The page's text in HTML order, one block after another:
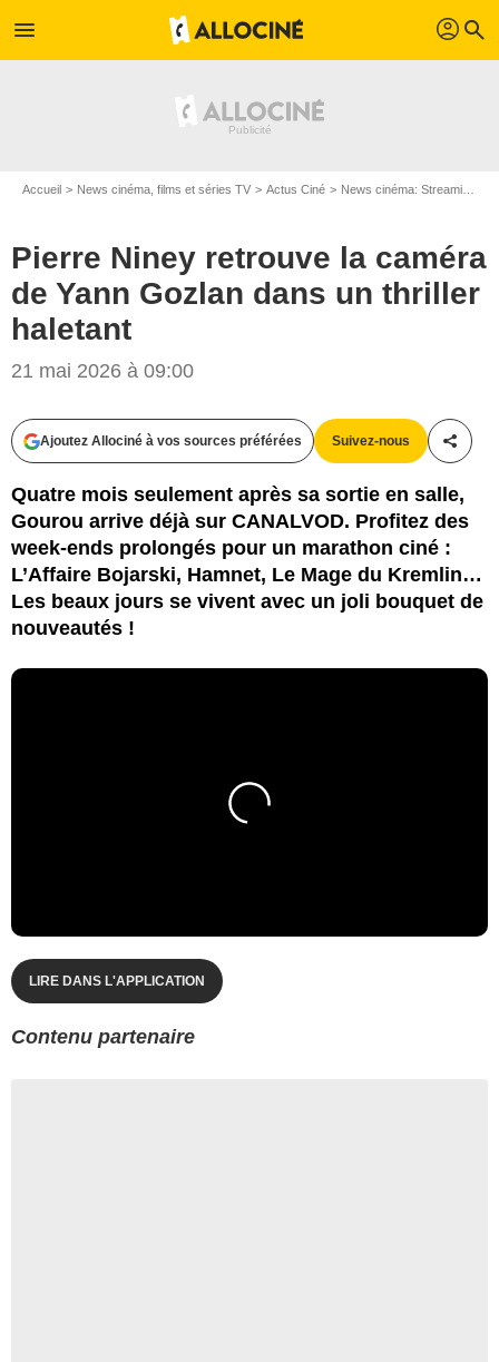
menu profil search
Accueil News cinéma, films et séries TV Actus Ciné News cinéma: Streaming
Pierre Niney retrouve la caméra
de Yann Gozlan dans un thriller
haletant
21 mai 2026 à 09:00
Ajoutez Allociné à vos sources préférées Suivez-nous
Quatre mois seulement après sa sortie en salle,
Gourou arrive déjà sur CANALVOD. Profitez des
week-ends prolongés pour un marathon ciné :
L’Affaire Bojarski, Hamnet, Le Mage du Kremlin…
Les beaux jours se vivent avec un joli bouquet de
nouveautés !
LIRE DANS L'APPLICATION
Contenu partenaire